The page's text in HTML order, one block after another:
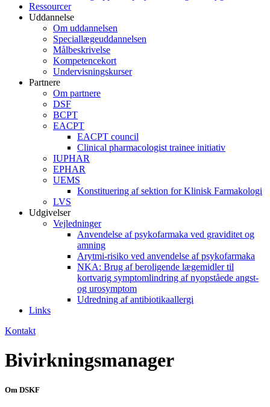
Ressourcer
Uddannelse
Om uddannelsen
Speciallægeuddannelsen
Målbeskrivelse
Kompetencekort
Undervisningskurser
Partnere
Om partnere
DSF
BCPT
EACPT
EACPT council
Clinical pharmacologist trainee initiativ
IUPHAR
EPHAR
UEMS
Konstituering af sektion for Klinisk Farmakologi
LVS
Udgivelser
Vejledninger
Anvendelse af psykofarmaka ved graviditet og
amning
Arytmi-risiko ved anvendelse af psykofarmaka
NKA: Brug af beroligende lægemidler til
kortvarig symptomlindring af nyopståede angst-
og urosymptom
Udredning af antibiotikaallergi
Links
Kontakt
Bivirkningsmanager
Om DSKF